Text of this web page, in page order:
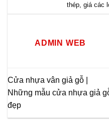
thép giá các
ADMIN WEB
Cửa nhựa vân giả gỗ |
Những mẫu cửa nhựa giả
đẹp